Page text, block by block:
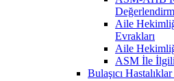
Aile
Evrakları
Aile
ASM İle
Bulaşıcı